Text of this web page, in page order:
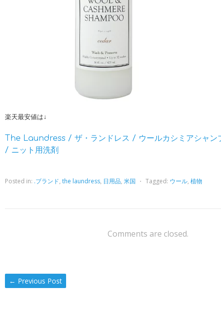
楽天最安値は↓
The Laundress / ザ・ランドレス / ウールカシミアシャン
/ ニット用洗剤
Posted in: .ブランド, the laundress, 日用品, 米国 ⋅ Tagged: ウール, 植物
Comments are closed.
← Previous Post